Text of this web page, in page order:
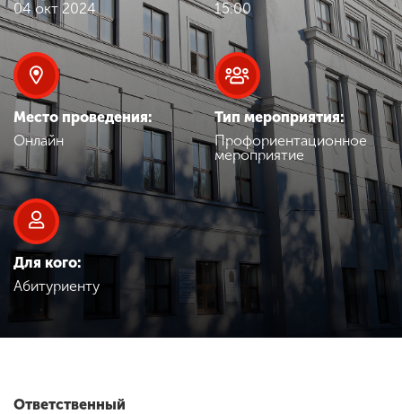
Наука
Международная
деятельность
Другие виды
деятельности
Студенческая жизнь
04 окт 2024
15:00
Место проведения:
Онлайн
Тип мероприятия:
Профориентационное
мероприятие
Для кого:
Абитуриенту
Ответственный